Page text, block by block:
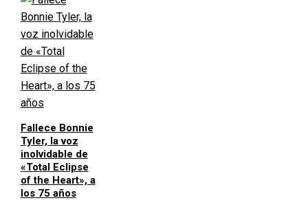
Fallece Bonnie
Tyler, la voz
inolvidable de
«Total Eclipse
of the Heart», a
los 75 años